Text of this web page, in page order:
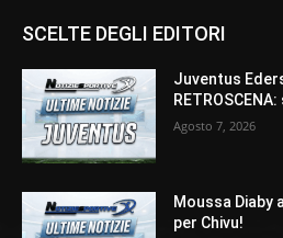
SCELTE DEGLI EDITORI
Juventus
Agosto 7, 2026
Moussa Diaby
per Chivu!